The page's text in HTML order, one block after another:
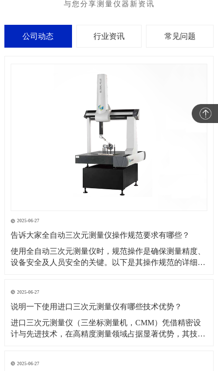
公司动态 行业资讯 常见问题
2025-06-27
告诉大家全自动三次元测量仪操作规范要求有哪些？
​使用全自动三次元测量仪时，规范操作是确保测量精度、
设备安全及人员安全的关键。以下是其操作规范的详细要
度控制在 40%~60% RH，避免温度剧烈波动或潮湿导致设
备变形、传感器失灵。防尘与防
2025-06-27
说明一下使用进口三次元测量仪有哪些技术优势？
​进口三次元测量仪（三坐标测量机，CMM）凭借精密设
计与先进技术，在高精度测量领域占据显著优势，其技术
辨率与重复性：进口设备（如德国蔡司、美国 API、日本
2025-06-27